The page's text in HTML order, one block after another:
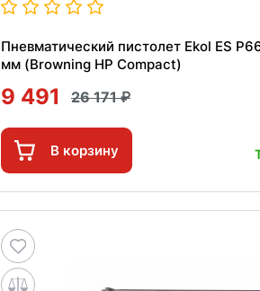
Пневматический пистолет Ekol ES
мм (Browning HP Compact)
9 491 26 171
В корзину